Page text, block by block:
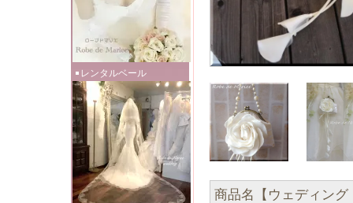
レンタルベール
商品名【ウェディン